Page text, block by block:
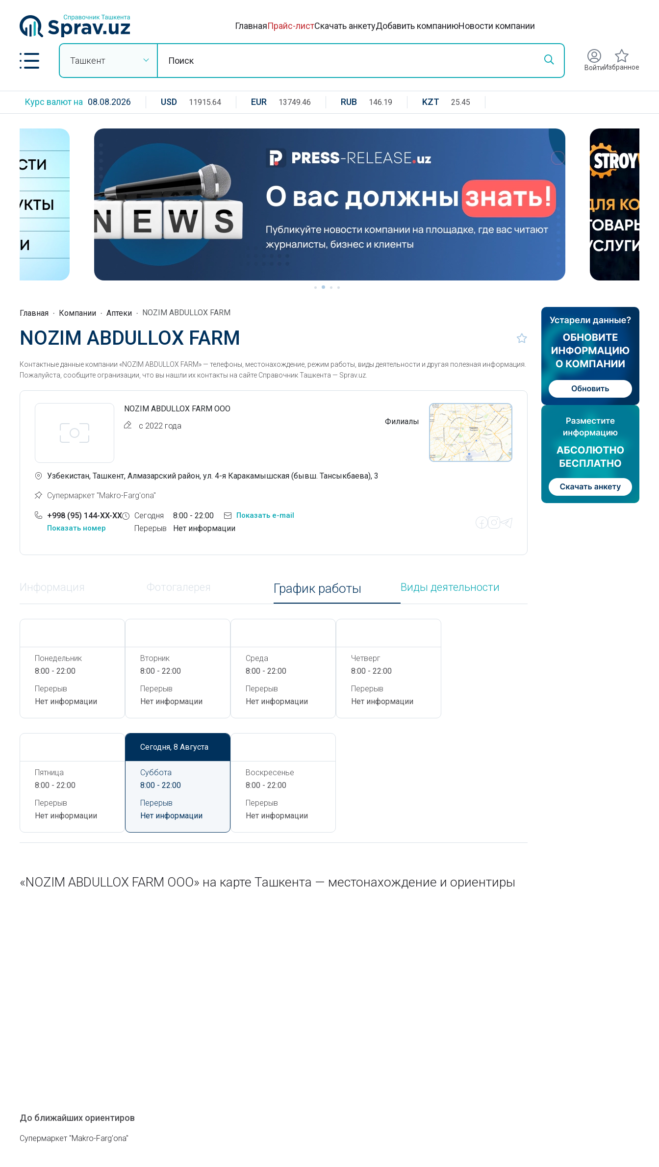
ГлавнаяПрайс-листСкачать анкетуДобавить компаниюНовости компании
Ташкент
ВойтиИзбранное
Курс валют на 08.08.2026 USD 11915.64 EUR 13749.46 RUB 146.19 KZT 25.45
Главная Компании Аптеки NOZIM ABDULLOX FARM
NOZIM ABDULLOX FARM
Контактные данные компании «NOZIM ABDULLOX FARM» — телефоны, местонахождение, режим работы, виды деятельности и другая полезная информация.
Пожалуйста, сообщите огранизации, что вы нашли их контакты на сайте Справочник Ташкента — Sprav.uz.
NOZIM ABDULLOX FARM ООО
с 2022 года
Филиалы
Узбекистан, Ташкент, Алмазарский район, ул. 4-я Каракамышская (бывш. Тансыкбаева), 3
Супермаркет "Makro-Farg'ona"
+998 (95) 144-XX-XX
Показать номер
Сегодня
Перерыв
8:00 - 22:00
Нет информации
Показать e-mail
Информация Фотогалерея График работы Виды деятельности
Понедельник
8:00 - 22:00
Перерыв
Нет информации
Вторник
8:00 - 22:00
Перерыв
Нет информации
Среда
8:00 - 22:00
Перерыв
Нет информации
Четверг
8:00 - 22:00
Перерыв
Нет информации
Пятница
8:00 - 22:00
Перерыв
Нет информации
Сегодня, 8 Августа
Суббота
8:00 - 22:00
Перерыв
Нет информации
Воскресенье
8:00 - 22:00
Перерыв
Нет информации
«NOZIM ABDULLOX FARM ООО» на карте Ташкента — местонахождение и ориентиры
До ближайших ориентиров
Супермаркет "Makro-Farg'ona"